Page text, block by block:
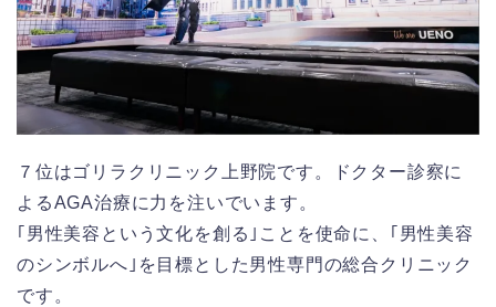
７位はゴリラクリニック上野院です。ドクター診察に
よるAGA治療に力を注いでいます。
｢男性美容という文化を創る｣ことを使命に、｢男性美容
のシンボルへ｣を目標とした男性専門の総合クリニック
です。